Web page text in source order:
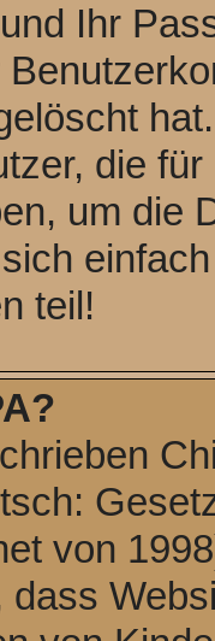
Ihr
die
um die
teil!
von